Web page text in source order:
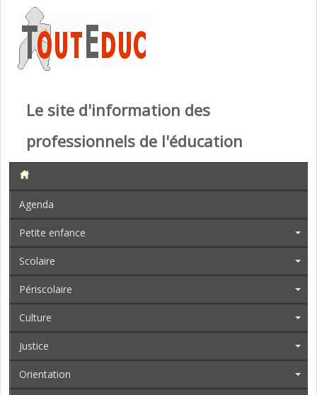
Le site d'information des
professionnels de l'éducation
Agenda
Petite enfance
Scolaire
Périscolaire
Culture
Justice
Orientation